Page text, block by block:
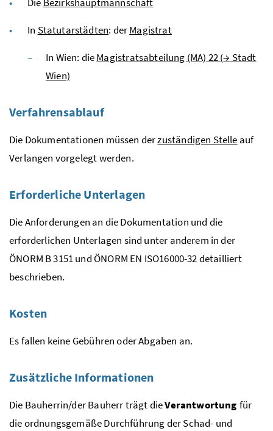
In Statutarstädten: derMagistrat
In Wien: dieMagistratsabteilung (MA) 22 (→ Stadt
Wien)
Verfahrensablauf
Die Dokumentationen müssen derzuständigen Stelle auf
Verlangen vorgelegt werden.
Erforderliche Unterlagen
Die Anforderungen an die Dokumentation und die
erforderlichen Unterlagen sind unter anderem in der
ÖNORM B3151 und ÖNORM EN ISO16000-32 detailliert
beschrieben.
Kosten
Es fallen keine Gebühren oder Abgaben an.
Zusätzliche Informationen
Die Bauherrin/der Bauherr trägt dieVerantwortung für
die ordnungsgemäße Durchführung der Schad- und